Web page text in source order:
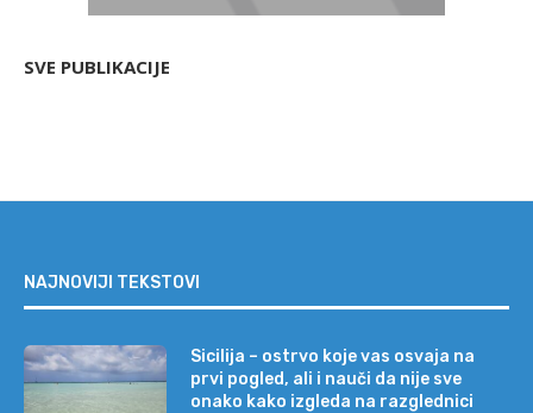
SVE PUBLIKACIJE
NAJNOVIJI TEKSTOVI
Sicilija – ostrvo koje vas osvaja na
prvi pogled, ali i nauči da nije sve
onako kako izgleda na razglednici